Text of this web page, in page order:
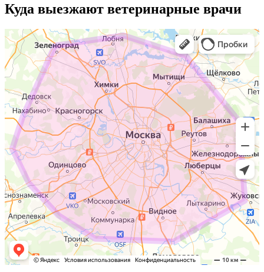
Куда выезжают ветеринарные врачи